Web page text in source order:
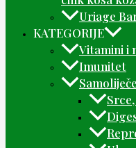
Uriage
KATEGORIJE
Vitamini i
Imunitet